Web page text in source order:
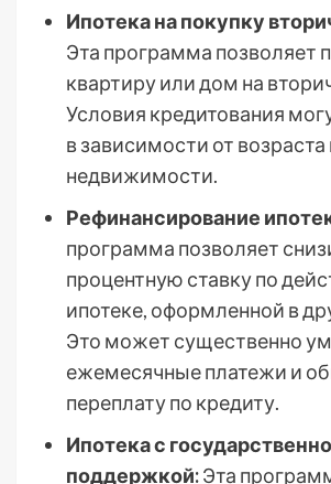
Ипотека на покупку
Эта программа позволяет
квартиру или дом на
Условия кредитования
в зависимости от возраста
недвижимости.
Рефинансирование
программа позволяет
процентную ставку по
ипотеке, оформленной в
Это может существенно
ежемесячные платежи и
переплату по кредиту.
Ипотека с
поддержкой:Эта